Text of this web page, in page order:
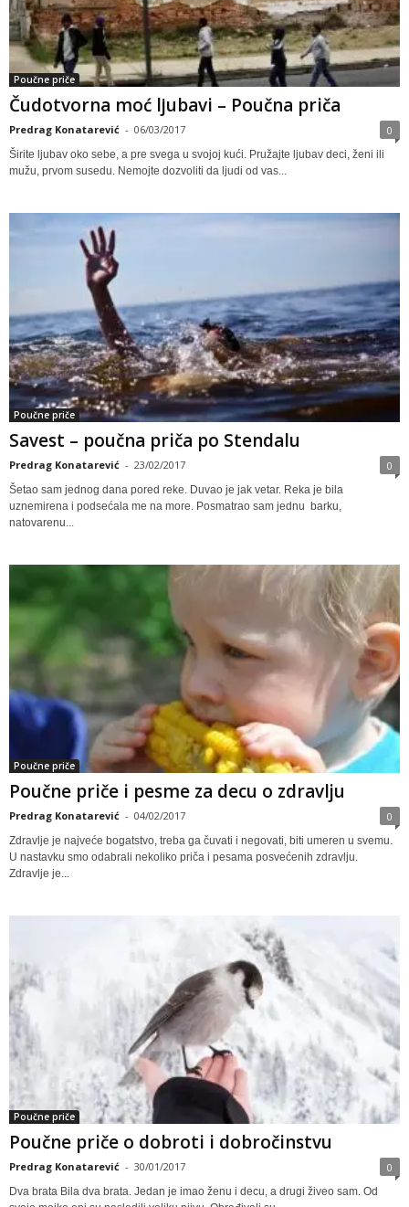
Poučne priče
Čudotvorna moć lјubavi – Poučna priča
Predrag Konatarević - 06/03/2017 0
Širite lјubav oko sebe, a pre svega u svojoj kući. Pružajte lјubav deci, ženi ili
mužu, prvom susedu. Nemojte dozvoliti da lјudi od vas...
Poučne priče
Savest – poučna priča po Stendalu
Predrag Konatarević - 23/02/2017 0
Šetao sam jednog dana pored reke. Duvao je jak vetar. Reka je bila
uznemirena i podsećala me na more. Posmatrao sam jednu barku,
natovarenu...
Poučne priče
Poučne priče i pesme za decu o zdravlju
Predrag Konatarević - 04/02/2017 0
Zdravlje je najveće bogatstvo, treba ga čuvati i negovati, biti umeren u svemu.
U nastavku smo odabrali nekoliko priča i pesama posvećenih zdravlju.
Zdravlje je...
Poučne priče
Poučne priče o dobroti i dobročinstvu
Predrag Konatarević - 30/01/2017 0
Dva brata Bila dva brata. Jedan je imao ženu i decu, a drugi živeo sam. Od